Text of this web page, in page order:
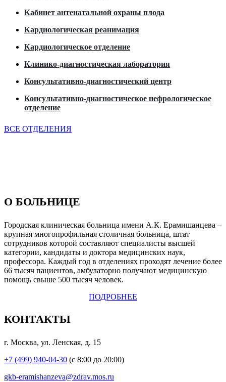
Кабинет антенатальной охраны плода
Кардиологическая реанимация
Кардиологическое отделение
Клинико-диагностическая лаборатория
Консультативно-диагностический центр
Консультативно-диагностическое нефрологическое
отделение
ВСЕ ОТДЕЛЕНИЯ
О БОЛЬНИЦЕ
Городская клиническая больница имени А.К. Ерамишанцева –
крупная многопрофильная столичная больница, штат
сотрудников которой составляют специалисты высшей
категории, кандидаты и доктора медицинских наук,
профессора. Каждый год в отделениях проходят лечение более
66 тысяч пациентов, амбулаторно получают медицинскую
помощь свыше 500 тысяч человек.
ПОДРОБНЕЕ
КОНТАКТЫ
г. Москва, ул. Ленская, д. 15
+7 (499) 940-04-30 (с 8:00 до 20:00)
gkb-eramishanzeva@zdrav.mos.ru